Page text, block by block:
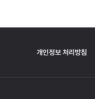
개인정보 처리방침